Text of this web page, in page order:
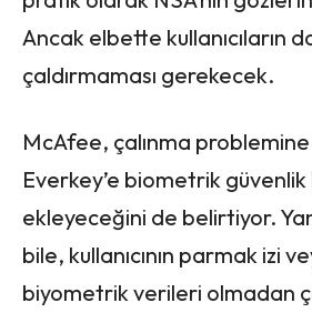
Ancak elbette kullanıcıların
çaldırmaması gerekecek.
McAfee, çalınma problemine
Everkey’e biometrik
ekleyeceğini de belirtiyor.
bile, kullanıcının parmak izi
biyometrik verileri olmadan